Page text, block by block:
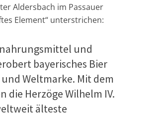
Aldersbach im Passauer
Element“ unterstrichen:
und
bayerisches Bier
Weltmarke. Mit dem
die Herzöge Wilhelm IV.
älteste